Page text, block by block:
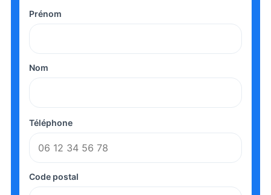
Prénom
Nom
Téléphone
Code postal